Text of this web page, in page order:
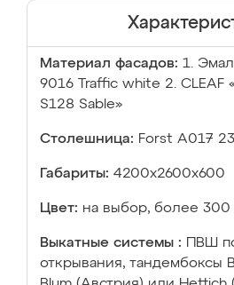
Материал фасадов: 1.
9016 Traffic white 2. CLEAF
S128 Sable»
Столешница: Forst А017
Габариты: 4200х2600х600
Цвет: на выбор, более 300
Выкатные системы :
ПВШ
открывания, тандембоксы